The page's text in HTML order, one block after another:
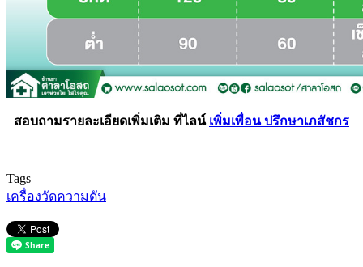
สอบถามรายละเอียดเพิ่มเติม ที่ไลน์ เพิ่มเพื่อน ปรึกษาเภสัชกร
Tags
เครื่องวัดความดัน